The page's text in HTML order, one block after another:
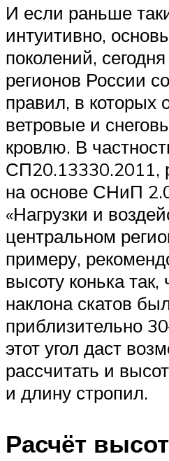
И если раньше
интуитивно,
поколений,
регионов России
правил, в которых
ветровые и
кровлю. В
СП20.13330.2011,
на основе СНиП
«Нагрузки и
центральном
примеру,
высоту конька так,
наклона скатов
приблизительно
этот угол даст
рассчитать и
и длину стропил.
Расчёт